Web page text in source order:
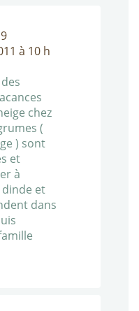
à 10 h
chez
(
) sont
et
à
dinde et
dans